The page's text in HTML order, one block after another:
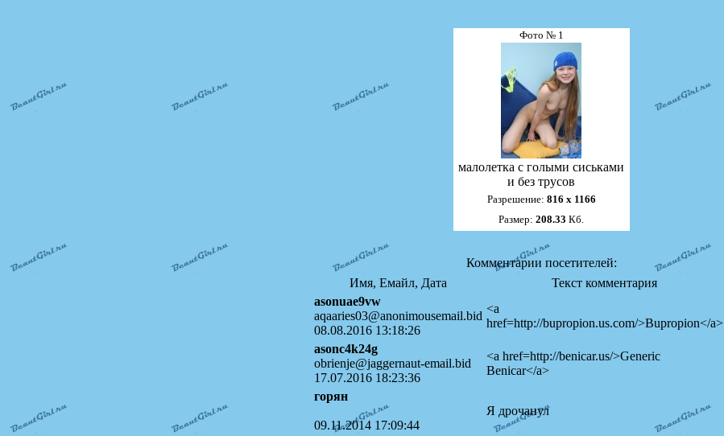
Фото № 1
малолетка с голыми сиськами
и без трусов
Разрешение: 816 х 1166
Размер: 208.33 Кб.
Комментарии посетителей:
Имя, Емайл, Дата
Текст комментария
asonuae9vw
aqaaries03@anonimousemail.bid
08.08.2016 13:18:26
<a
href=http://bupropion.us.com/>Bupropion</a>
asonc4k24g
obrienje@jaggernaut-email.bid
17.07.2016 18:23:36
<a href=http://benicar.us/>Generic
Benicar</a>
горян
09.11.2014 17:09:44
Я дрочанул